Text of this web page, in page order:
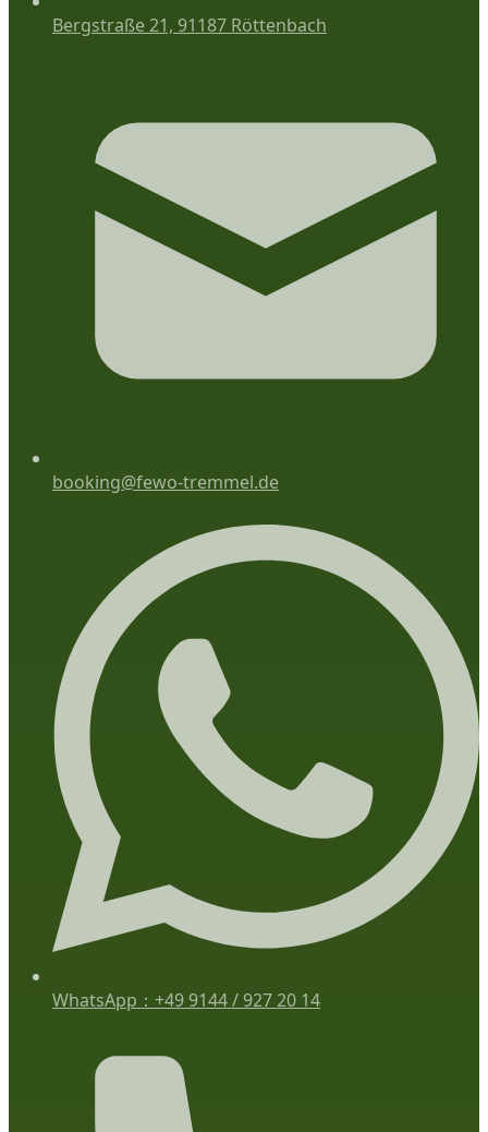
Bergstraße 21, 91187 Röttenbach
booking@fewo-tremmel.de
WhatsApp：+49 9144 / 927 20 14